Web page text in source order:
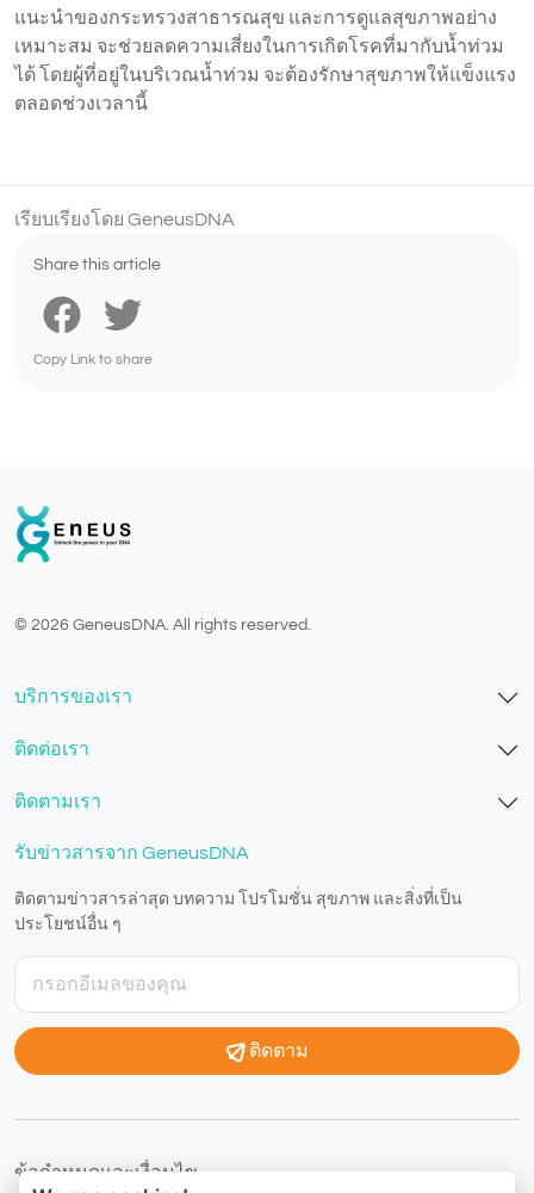
แนะนำของกระทรวงสาธารณสุข และการดูแลสุขภาพอย่าง
เหมาะสม จะช่วยลดความเสี่ยงในการเกิดโรคที่มากับน้ำท่วม
ได้ โดยผู้ที่อยู่ในบริเวณน้ำท่วม จะต้องรักษาสุขภาพให้แข็งแรง
ตลอดช่วงเวลานี้
เรียบเรียงโดย GeneusDNA
Share this article
Copy Link to share
© 2026 GeneusDNA. All rights reserved.
บริการของเรา
ติดต่อเรา
ติดตามเรา
รับข่าวสารจาก GeneusDNA
ติดตามข่าวสารล่าสุด บทความ โปรโมชั่น สุขภาพ และสิ่งที่เป็น
ประโยชน์อื่น ๆ
ติดตาม
ข้อกำหนดและเงื่อนไข